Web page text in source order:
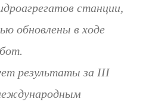
станции,
обновлены в ходе
результаты за III